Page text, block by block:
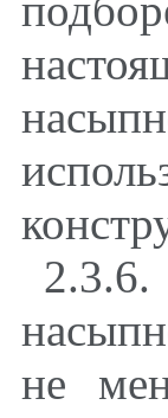
не